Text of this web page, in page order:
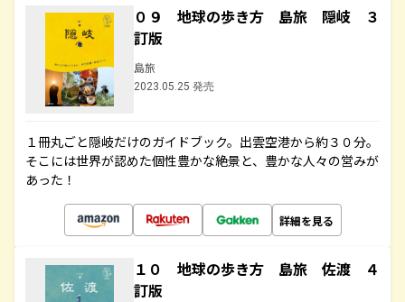
０９ 地球の歩き方 島旅 隠岐 ３
訂版
島旅
2023.05.25 発売
１冊丸ごと隠岐だけのガイドブック。出雲空港から約３０分。
そこには世界が認めた個性豊かな絶景と、豊かな人々の営みが
あった！
詳細を見る
１０ 地球の歩き方 島旅 佐渡 ４
訂版